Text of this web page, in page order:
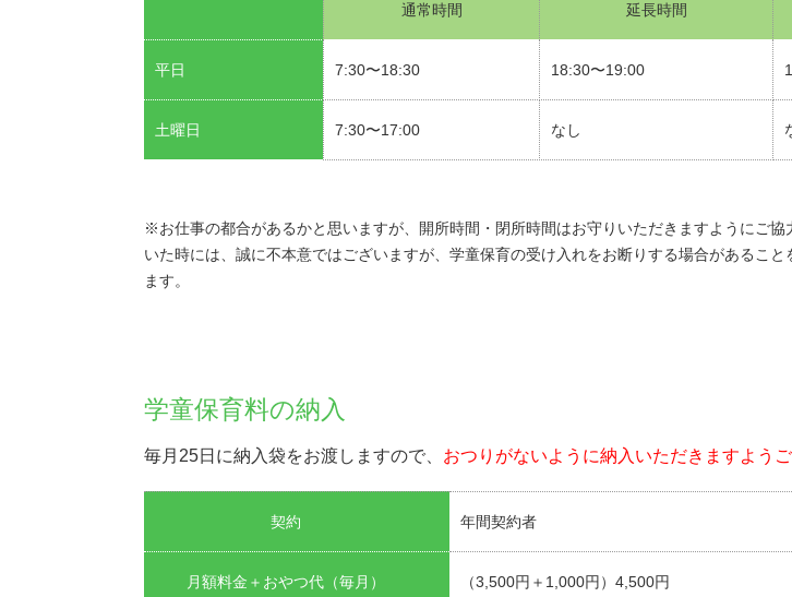
通常時間 延長時間
平日 7:30〜18:30 18:30〜19:00
土曜日 7:30〜17:00 なし
※お仕事の都合があるかと思いますが、開所時間・閉所時間はお守りいただきますようにご
いた時には、誠に不本意ではございますが、学童保育の受け入れをお断りする場合があるこ
ます。
学童保育料の納入
毎月25日に納入袋をお渡しますので、 おつりがないように納入いただきますよう
契約 年間契約者
月額料金＋おやつ代（毎月） （3,500円＋1,000円）4,500円